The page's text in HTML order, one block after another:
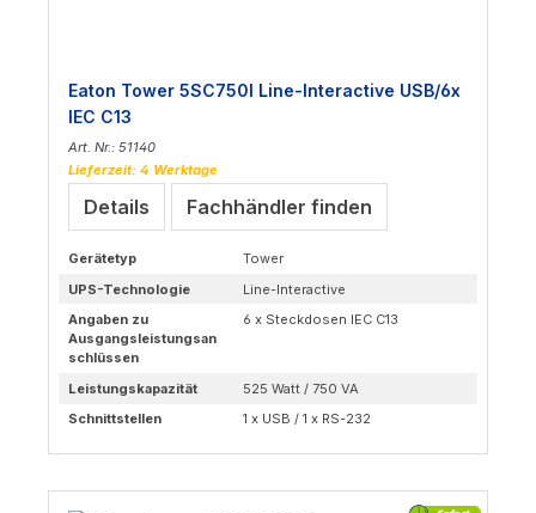
Eaton Tower 5SC750I Line-Interactive USB/6x
IEC C13
Art. Nr.: 51140
Lieferzeit: 4 Werktage
Details Fachhändler finden
Gerätetyp
Tower
UPS-Technologie
Line-Interactive
Angaben zu
Ausgangsleistungsan
schlüssen
6 x Steckdosen IEC C13
Leistungskapazität
525 Watt / 750 VA
Schnittstellen
1 x USB / 1 x RS-232